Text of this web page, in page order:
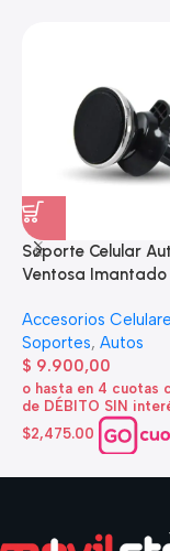
Soporte Celular
Ventosa Imantado
Accesorios
Soportes, Autos
$ 9.900,00
o hasta en 4 cuotas
de DÉBITO SIN
$2,475.00